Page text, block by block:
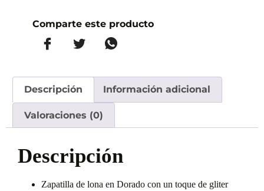
Comparte este producto
Descripción Información adicional
Valoraciones (0)
Descripción
Zapatilla de lona en Dorado con un toque de gliter